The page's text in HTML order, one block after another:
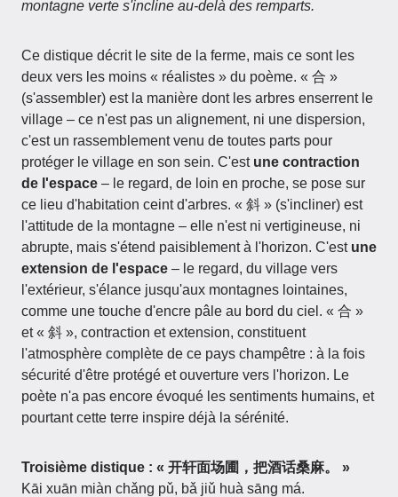
montagne verte s'incline au-delà des remparts.
Ce distique décrit le site de la ferme, mais ce sont les
deux vers les moins « réalistes » du poème. « 合 »
(s'assembler) est la manière dont les arbres enserrent le
village – ce n'est pas un alignement, ni une dispersion,
c'est un rassemblement venu de toutes parts pour
protéger le village en son sein. C'est une contraction
de l'espace – le regard, de loin en proche, se pose sur
ce lieu d'habitation ceint d'arbres. « 斜 » (s'incliner) est
l'attitude de la montagne – elle n'est ni vertigineuse, ni
abrupte, mais s'étend paisiblement à l'horizon. C'est une
extension de l'espace – le regard, du village vers
l'extérieur, s'élance jusqu'aux montagnes lointaines,
comme une touche d'encre pâle au bord du ciel. « 合 »
et « 斜 », contraction et extension, constituent
l'atmosphère complète de ce pays champêtre : à la fois
sécurité d'être protégé et ouverture vers l'horizon. Le
poète n'a pas encore évoqué les sentiments humains, et
pourtant cette terre inspire déjà la sérénité.
Troisième distique : « 开轩面场圃，把酒话桑麻。 »
Kāi xuān miàn chǎng pǔ, bǎ jiǔ huà sāng má.